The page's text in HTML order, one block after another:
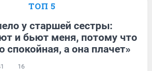
ТОП 5
у старшей сестры:
и бьют меня, потому что
спокойная, а она плачет»
16